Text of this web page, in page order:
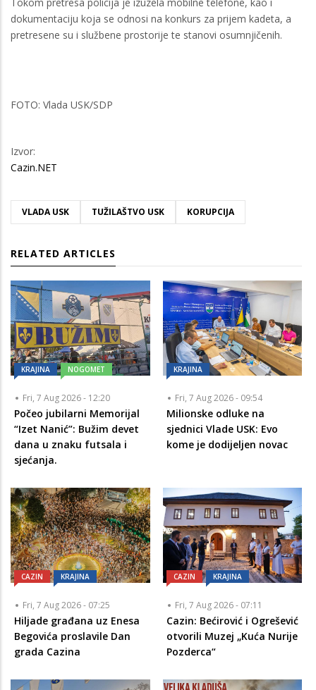
dokumentaciju koja se odnosi na konkurs za prijem kadeta, a
pretresene su i službene prostorije te stanovi osumnjičenih.
FOTO: Vlada USK/SDP
Izvor:
Cazin.NET
VLADA USK TUŽILAŠTVO USK KORUPCIJA
RELATED ARTICLES
KRAJINA NOGOMET
Fri, 7 Aug 2026 - 12:20
Počeo jubilarni Memorijal
“Izet Nanić”: Bužim devet
dana u znaku futsala i
sjećanja.
KRAJINA
Fri, 7 Aug 2026 - 09:54
Milionske odluke na
sjednici Vlade USK: Evo
kome je dodijeljen novac
CAZIN KRAJINA
Fri, 7 Aug 2026 - 07:25
Hiljade građana uz Enesa
Begovića proslavile Dan
grada Cazina
CAZIN KRAJINA
Fri, 7 Aug 2026 - 07:11
Cazin: Bećirović i Ogrešević
otvorili Muzej „Kuća Nurije
Pozderca“